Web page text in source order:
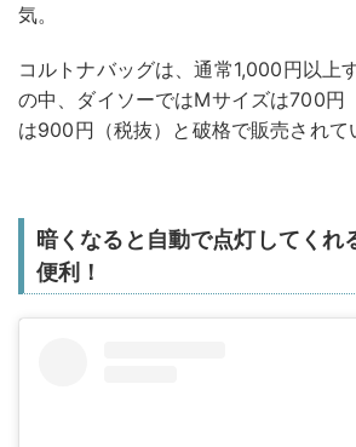
気。
コルトナバッグは、通常1,000円以上
の中、ダイソーではMサイズは700円
は900円（税抜）と破格で販売されて
暗くなると自動で点灯してくれ
便利！